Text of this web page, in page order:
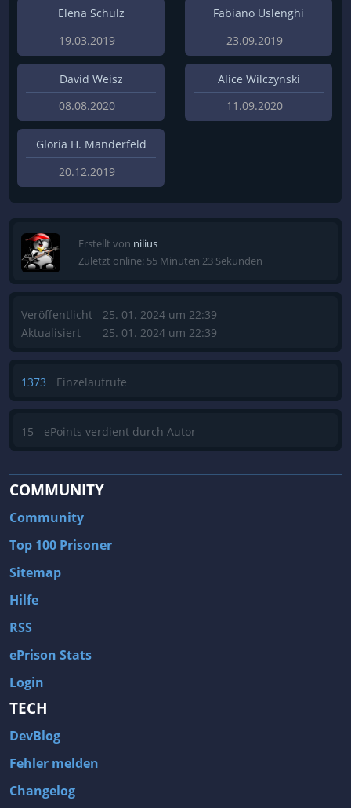
Elena Schulz
19.03.2019
Fabiano Uslenghi
23.09.2019
David Weisz
08.08.2020
Alice Wilczynski
11.09.2020
Gloria H. Manderfeld
20.12.2019
Erstellt von nilius
Zuletzt online: 55 Minuten 23 Sekunden
Veröffentlicht
Aktualisiert
25. 01. 2024 um 22:39
25. 01. 2024 um 22:39
1373 Einzelaufrufe
15 ePoints verdient durch Autor
COMMUNITY
Community
Top 100 Prisoner
Sitemap
Hilfe
RSS
ePrison Stats
Login
TECH
DevBlog
Fehler melden
Changelog